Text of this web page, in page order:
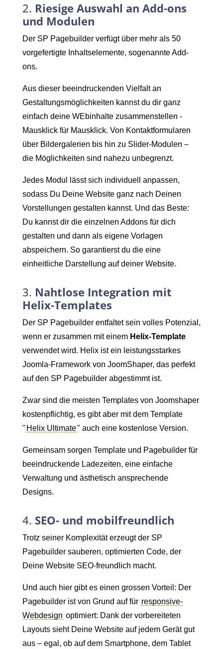
2. Riesige Auswahl an Add-ons
und Modulen
Der SP Pagebuilder verfügt über mehr als 50
vorgefertigte Inhaltselemente, sogenannte Add-
ons.
Aus dieser beeindruckenden Vielfalt an
Gestaltungsmöglichkeiten kannst du dir ganz
einfach deine WEbinhalte zusammenstellen -
Mausklick für Mausklick. Von Kontaktformularen
über Bildergalerien bis hin zu Slider-Modulen –
die Möglichkeiten sind nahezu unbegrenzt.
Jedes Modul lässt sich individuell anpassen,
sodass Du Deine Website ganz nach Deinen
Vorstellungen gestalten kannst. Und das Beste:
Du kannst dir die einzelnen Addons für dich
gestalten und dann als eigene Vorlagen
abspeichern. So garantierst du die eine
einheitliche Darstellung auf deiner Website.
3. Nahtlose Integration mit
Helix-Templates
Der SP Pagebuilder entfaltet sein volles Potenzial,
wenn er zusammen mit einem Helix-Template
verwendet wird. Helix ist ein leistungsstarkes
Joomla-Framework von JoomShaper, das perfekt
auf den SP Pagebuilder abgestimmt ist.
Zwar sind die meisten Templates von Joomshaper
kostenpflichtig, es gibt aber mit dem Template
" Helix Ultimate" auch eine kostenlose Version.
Gemeinsam sorgen Template und Pagebuilder für
beeindruckende Ladezeiten, eine einfache
Verwaltung und ästhetisch ansprechende
Designs.
4. SEO- und mobilfreundlich
Trotz seiner Komplexität erzeugt der SP
Pagebuilder sauberen, optimierten Code, der
Deine Website SEO-freundlich macht.
Und auch hier gibt es einen grossen Vorteil: Der
Pagebuilder ist von Grund auf für responsive-
Webdesign optimiert: Dank der vorbereiteten
Layouts sieht Deine Website auf jedem Gerät gut
aus – egal, ob auf dem Smartphone, dem Tablet